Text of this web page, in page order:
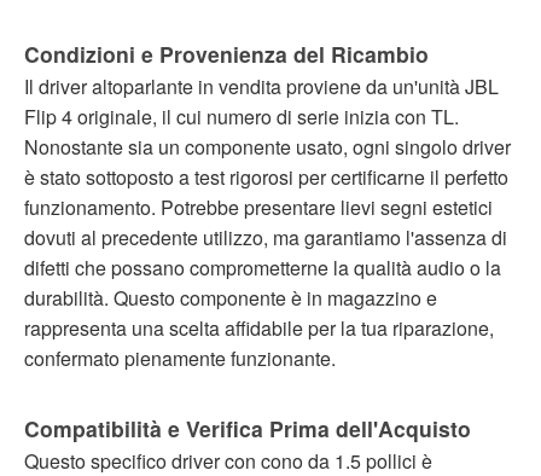
Condizioni e Provenienza del Ricambio
Il driver altoparlante in vendita proviene da un'unità JBL
Flip 4 originale, il cui numero di serie inizia con TL.
Nonostante sia un componente usato, ogni singolo driver
è stato sottoposto a test rigorosi per certificarne il perfetto
funzionamento. Potrebbe presentare lievi segni estetici
dovuti al precedente utilizzo, ma garantiamo l'assenza di
difetti che possano comprometterne la qualità audio o la
durabilità. Questo componente è in magazzino e
rappresenta una scelta affidabile per la tua riparazione,
confermato pienamente funzionante.
Compatibilità e Verifica Prima dell'Acquisto
Questo specifico driver con cono da 1.5 pollici è